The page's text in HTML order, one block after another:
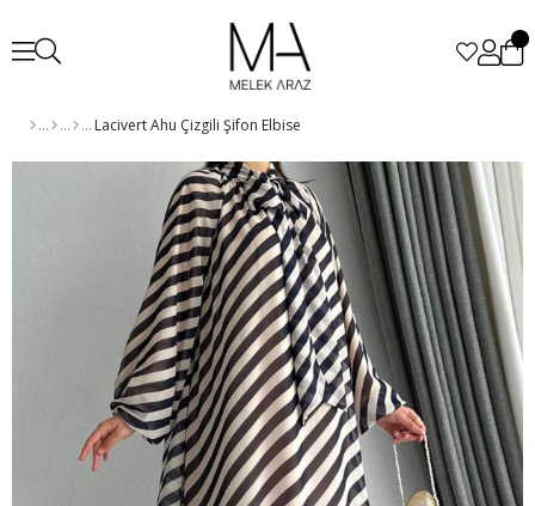
Lacivert Ahu Çizgili Şifon Elbise